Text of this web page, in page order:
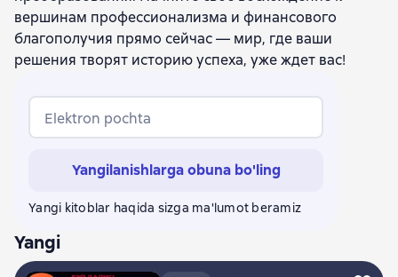
Жаклин Картер Александр Кравцов
Джейсон Хансон Владимир Моженков
Джеймс Рассел
Ренат Шагабутдинов Хэл Элрод
Марина Данилова
Чэнь Вэй Аллен Б. Дауни
Дженнифер Бергер Нихиль Будума
Ся Чжунъи Ванесса ван Эдвардс
Доминика Деграндис
Елена Резанова Стивен Вольфрам
вершинам профессионализма и финансового
благополучия прямо сейчас — мир, где ваши
решения творят историю успеха, уже ждет вас!
Elektron pochta
Yangilanishlarga obuna bo'ling
Yangi kitoblar haqida sizga ma'lumot beramiz
Yangi